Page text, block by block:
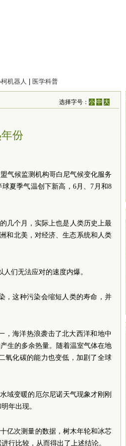
机器人 医学科普
选择字号：小 中 大
份
气候监测机构哥白尼气候变化服务
夏季气温创下新高，6月、7月和8
几个月，实际上也是人类历史上最
和北美，对经济、生态系统和人类
们无法应对的速度内爆。
，这种污染会缩短人类的寿命，并
，海洋热浪袭击了北大西洋和地中
生的多余热量。随着温室气体在地
氧化碳的能力也变低，加剧了全球
域变暖的厄尔尼诺天气现象才刚刚
年出现。
亿次测量的数据，树木年轮和冰芯
行比较，从而得出了上述结论。